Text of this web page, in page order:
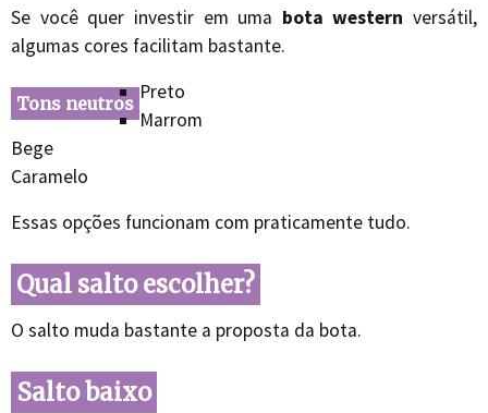
Se você quer investir em uma bota western versátil,
algumas cores facilitam bastante.
Tons neutros Preto
Marrom
Bege
Caramelo
Essas opções funcionam com praticamente tudo.
Qual salto escolher?
O salto muda bastante a proposta da bota.
Salto baixo